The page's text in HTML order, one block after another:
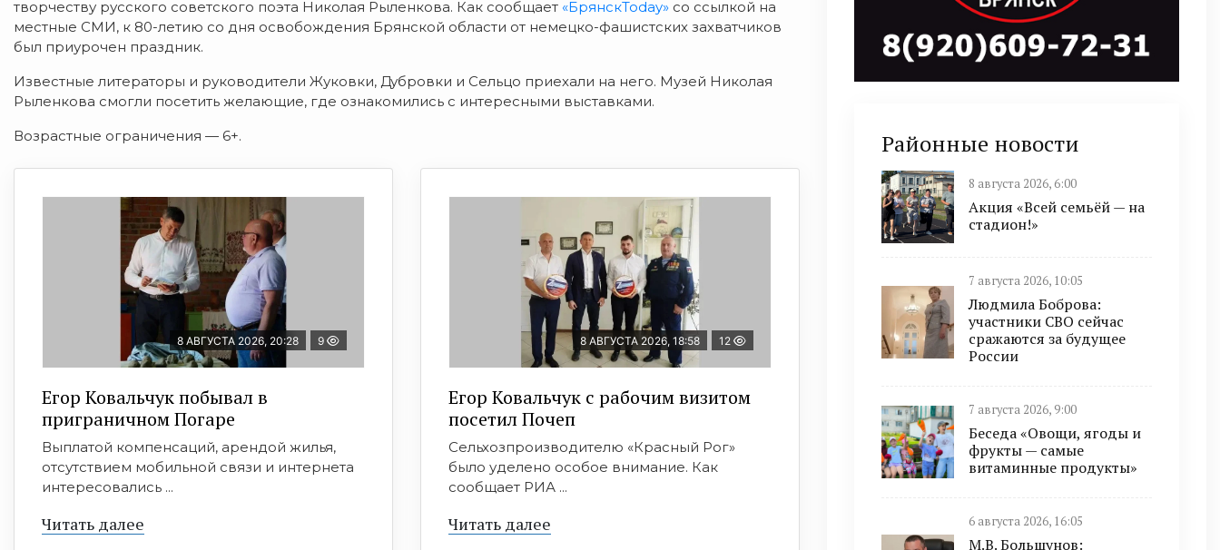
творчеству русского советского поэта Николая Рыленкова. Как сообщает «БрянскToday» со ссылкой на
местные СМИ, к 80-летию со дня освобождения Брянской области от немецко-фашистских захватчиков
был приурочен праздник.
Известные литераторы и руководители Жуковки, Дубровки и Сельцо приехали на него. Музей Николая
Рыленкова смогли посетить желающие, где ознакомились с интересными выставками.
Возрастные ограничения — 6+.
8 АВГУСТА 2026, 20:28 9
Егор Ковальчук побывал в
приграничном Погаре
Выплатой компенсаций, арендой жилья,
отсутствием мобильной связи и интернета
интересовались ...
Читать далее
8 АВГУСТА 2026, 18:58 12
Егор Ковальчук с рабочим визитом
посетил Почеп
Сельхозпроизводителю «Красный Рог»
было уделено особое внимание. Как
сообщает РИА ...
Читать далее
Районные новости
8 августа 2026, 6:00
Акция «Всей семьёй — на
стадион!»
7 августа 2026, 10:05
Людмила Боброва:
участники СВО сейчас
сражаются за будущее
России
7 августа 2026, 9:00
Беседа «Овощи, ягоды и
фрукты — самые
витаминные продукты»
6 августа 2026, 16:05
М.В. Большунов: